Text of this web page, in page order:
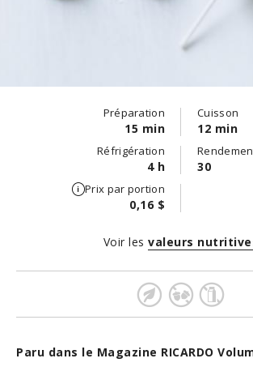
Préparation
15 min
Cuisson
12 min
Réfrigération
4 h 30
Prix par portion
0,16 $
Paru dans le Magazine RICARDO
Voir les valeurs